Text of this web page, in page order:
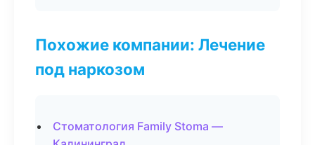
Похожие компании: Лечение
под наркозом
Стоматология Family Stoma —